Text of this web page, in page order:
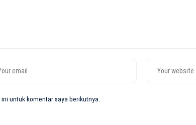
untuk komentar saya berikutnya.